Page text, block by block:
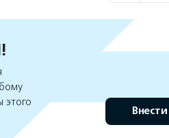
этого